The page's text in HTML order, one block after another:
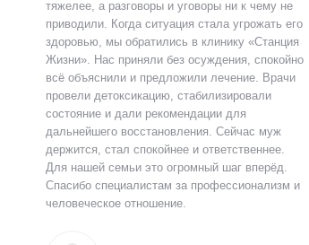
тяжелее, а разговоры и уговоры ни к чему не
приводили. Когда ситуация стала угрожать его
здоровью, мы обратились в клинику «Станция
Жизни». Нас приняли без осуждения, спокойно
всё объяснили и предложили лечение. Врачи
провели детоксикацию, стабилизировали
состояние и дали рекомендации для
дальнейшего восстановления. Сейчас муж
держится, стал спокойнее и ответственнее.
Для нашей семьи это огромный шаг вперёд.
Спасибо специалистам за профессионализм и
человеческое отношение.